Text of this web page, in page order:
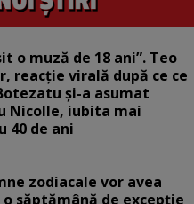
o muză de 18 ani”. Teo
reacție virală după ce ce
și-a asumat
Nicolle, iubita mai
40 de ani
zodiacale vor avea
săptămână de excepție